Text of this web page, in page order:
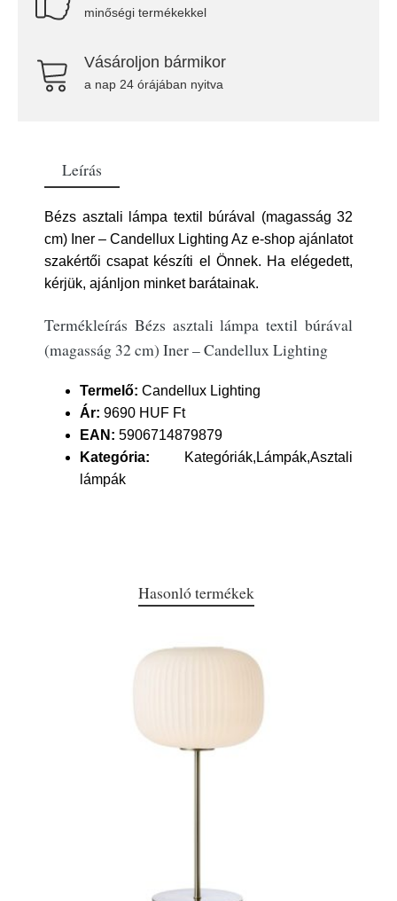
minőségi termékekkel
Vásároljon bármikor
a nap 24 órájában nyitva
Leírás
Bézs asztali lámpa textil búrával (magasság 32
cm) Iner – Candellux Lighting Az e-shop ajánlatot
szakértői csapat készíti el Önnek. Ha elégedett,
kérjük, ajánljon minket barátainak.
Termékleírás Bézs asztali lámpa textil búrával
(magasság 32 cm) Iner – Candellux Lighting
Termelő: Candellux Lighting
Ár: 9690 HUF Ft
EAN: 5906714879879
Kategória: Kategóriák,Lámpák,Asztali
lámpák
Hasonló termékek